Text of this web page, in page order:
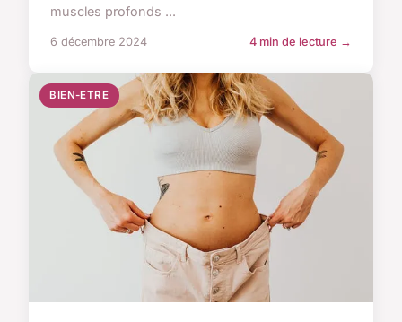
muscles profonds ...
6 décembre 2024 4 min de lecture →
BIEN-ETRE